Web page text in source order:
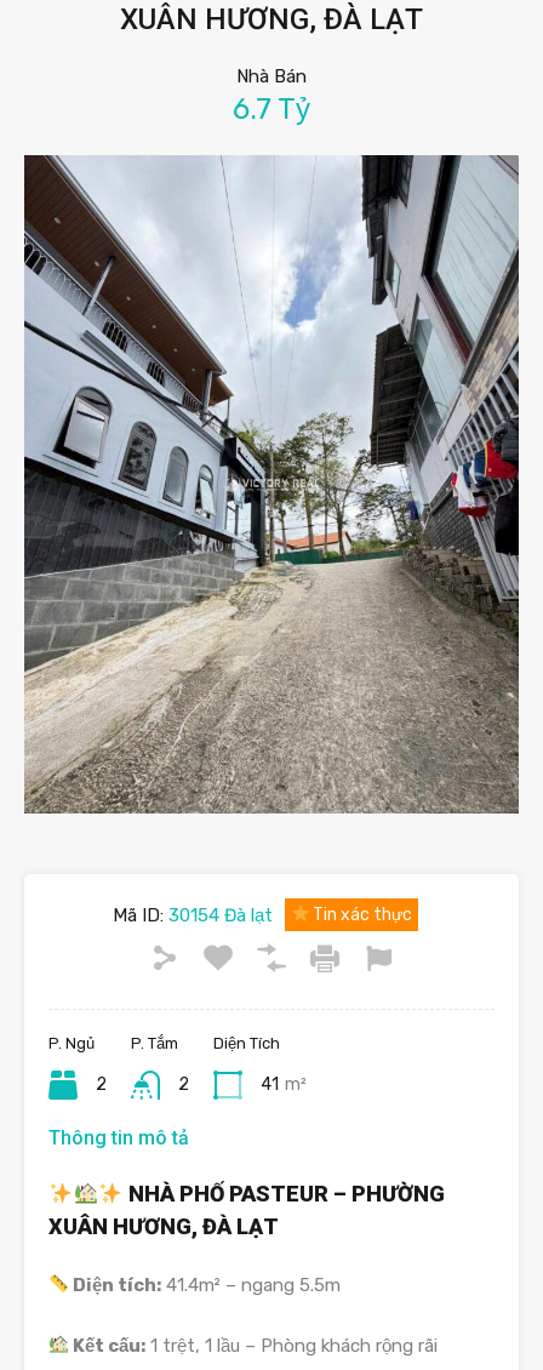
XUÂN HƯƠNG, ĐÀ LẠT
Nhà Bán
6.7 Tỷ
Mã ID:30154 Đà lạt Tin xác thực
P. Ngủ
2
P. Tắm
2
Diện Tích
41 m²
Thông tin mô tả
NHÀ PHỐ PASTEUR – PHƯỜNG
XUÂN HƯƠNG, ĐÀ LẠT
Diện tích: 41.4m² – ngang 5.5m
Kết cấu: 1 trệt, 1 lầu – Phòng khách rộng rãi